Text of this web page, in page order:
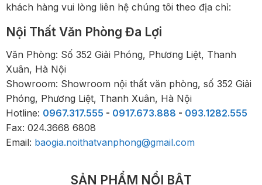
khách hàng vui lòng liên hệ chúng tôi theo địa chỉ:
Nội Thất Văn Phòng Đa Lợi
Văn Phòng: Số 352 Giải Phóng, Phương Liệt, Thanh
Xuân, Hà Nội
Showroom: Showroom nội thất văn phòng, số 352 Giải
Phóng, Phương Liệt, Thanh Xuân, Hà Nội
Hotline: 0967.317.555 - 0917.673.888 - 093.1282.555
Fax: 024.3668 6808
Email: baogia.noithatvanphong@gmail.com
SẢN PHẨM NỔI BẬT